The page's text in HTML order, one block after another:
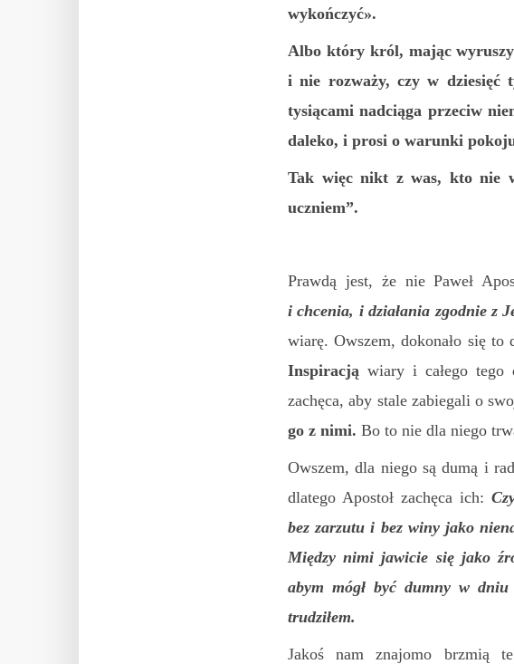
wykończyć».
Albo który król, mając
i nie rozważy, czy w dziesięć
tysiącami nadciąga przeciw
daleko, i prosi o warunki
Tak więc nikt z was, kto nie
uczniem”.
Prawdą jest, że nie Paweł
i chcenia, i działania zgodnie z
wiarę. Owszem, dokonało się to
Inspiracją wiary i całego tego
zachęca, aby stale zabiegali o
go z nimi. Bo to nie dla niego
Owszem, dla niego są dumą i
dlatego Apostoł zachęca ich:
bez zarzutu i bez winy jako
Między nimi jawicie się jako
abym mógł być dumny w
trudziłem.
Jakoś nam znajomo brzmią